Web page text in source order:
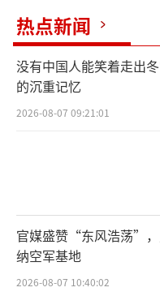
热点新闻
没有中国人能笑着走出
的沉重记忆
2026-08-07 09:21:01
官媒盛赞“东风浩荡”
纳空军基地
2026-08-07 10:40:02